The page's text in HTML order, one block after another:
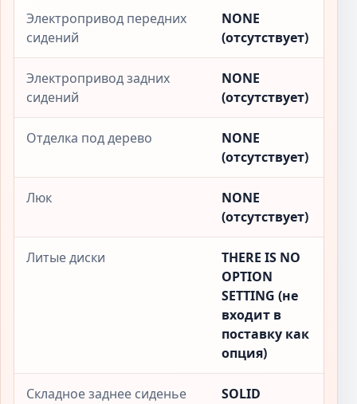
Электропривод передних
сидений
NONE
(отсутствует)
Электропривод задних
сидений
NONE
(отсутствует)
Отделка под дерево
NONE
(отсутствует)
Люк
NONE
(отсутствует)
Литые диски
THERE IS NO
OPTION
SETTING (не
входит в
поставку как
опция)
Складное заднее сиденье SOLID